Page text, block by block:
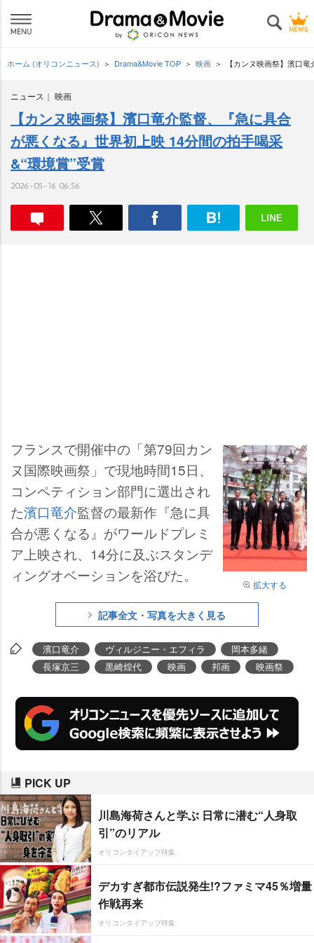
ホーム (オリコンニュース) Drama&Movie TOP 映画 【カンヌ映画祭】濱口
ニュース 映画
【カンヌ映画祭】濱口竜介監督、『急に具合
が悪くなる』世界初上映 14分間の拍手喝采
&“環境賞”受賞
2026-05-16 06:56
拡大する
フランスで開催中の「第79回カン
ヌ国際映画祭」で現地時間15日、
コンペティション部門に選出され
た濱口竜介監督の最新作『急に具
合が悪くなる』がワールドプレミ
ア上映され、14分に及ぶスタンデ
ィングオベーションを浴びた。
記事全文・写真を大きく見る
濱口竜介 ヴィルジニー・エフィラ
岡本多緒
長塚京三
黒崎煌代 映画 邦画 映画祭
PICK UP
川島海荷さんと学ぶ 日常に潜む“人身取
引”のリアル
オリコンタイアップ特集
デカすぎ都市伝説発生!?ファミマ45％増量
作戦再来
オリコンタイアップ特集